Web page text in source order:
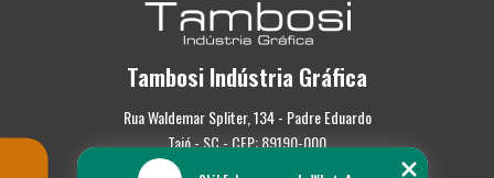
Tambosi Indústria Gráfica
Rua Waldemar Spliter, 134 - Padre Eduardo
Taió - SC - CEP: 89190-000